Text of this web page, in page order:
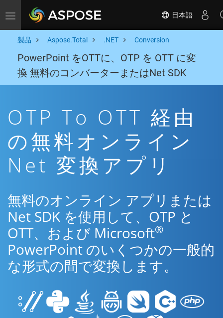
Toggle navigation 日本語
製品 Aspose.Total .NET Conversion
PowerPoint をOTTに、OTP を OTT に変
換 無料のコンバーターまたはNet SDK
OTP To OTT 経由
の無料オンライン
Net 変換アプリ
無料のオンライン アプリまたは
Net SDK を使用して、OTP と
OTT、および Microsoft®
PowerPoint のいくつかの一般的
な形式の間で変換します。